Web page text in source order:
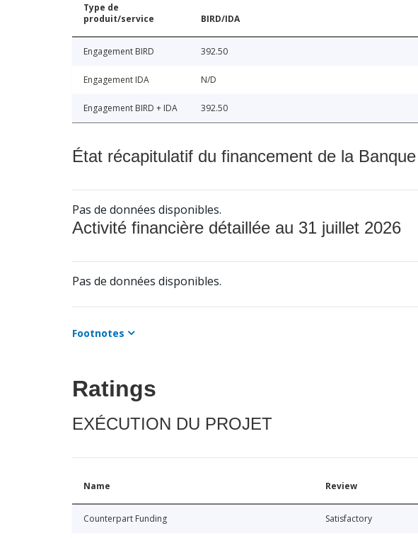
Type de
produit/service
BIRD/IDA
Engagement BIRD 392.50
Engagement IDA N/D
Engagement BIRD + IDA 392.50
État récapitulatif du financement de la
Pas de données disponibles.
Activité financière détaillée au 31 juillet 2026
Pas de données disponibles.
Footnotes
Ratings
EXÉCUTION DU PROJET
Name Review
Counterpart Funding Satisfactory